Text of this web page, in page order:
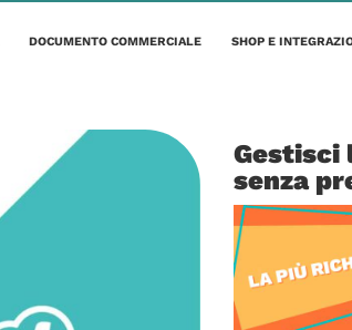
DOCUMENTO COMMERCIALE SHOP E
Gestisci
senza